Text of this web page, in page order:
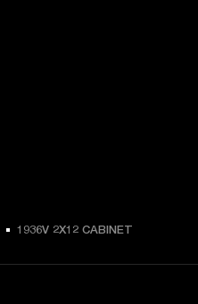
1936V 2X12 CABINET